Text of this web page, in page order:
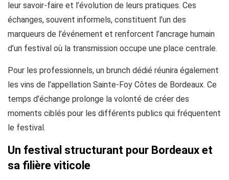
leur savoir-faire et l’évolution de leurs pratiques. Ces
échanges, souvent informels, constituent l’un des
marqueurs de l’événement et renforcent l’ancrage humain
d’un festival où la transmission occupe une place centrale.
Pour les professionnels, un brunch dédié réunira également
les vins de l’appellation Sainte-Foy Côtes de Bordeaux. Ce
temps d’échange prolonge la volonté de créer des
moments ciblés pour les différents publics qui fréquentent
le festival.
Un festival structurant pour Bordeaux et
sa filière viticole